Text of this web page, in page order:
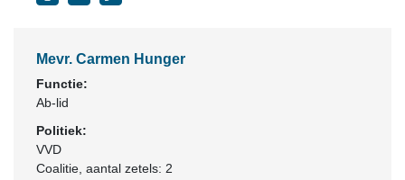
Mevr. Carmen Hunger
Functie:
Ab-lid
Politiek:
VVD
Coalitie , aantal zetels: 2